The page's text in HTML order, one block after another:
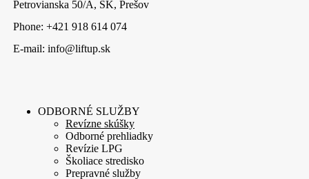
Petrovianska 50/A, SK, Prešov
Phone: +421 918 614 074
E-mail: info@liftup.sk
ODBORNÉ SLUŽBY
Revízne skúšky
Odborné prehliadky
Revízie LPG
Školiace stredisko
Prepravné služby